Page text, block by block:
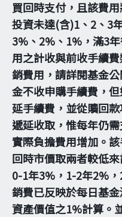
買回時支付，且該費
投資未達(含)1、2、3
3%、2%、1%，滿3
用之計收與前收手續
銷費用，請詳閱基金
金不收申購手續費，
延手續費，並從贖回
遞延收取，惟每年仍
實際負擔費用增加。
回時市價取兩者較低
0-1年3%，1-2年2%
銷費已反映於每日基
資產價值之1%計算。